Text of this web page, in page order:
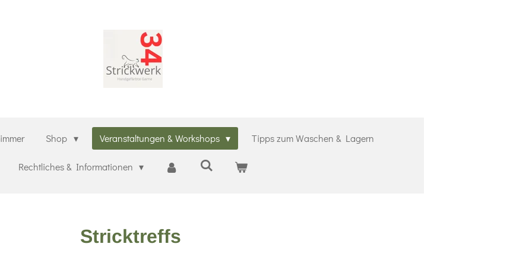
Shop Veranstaltungen & Workshops Tipps zum Waschen & Lagern
Rechtliches & Informationen
Stricktreffs